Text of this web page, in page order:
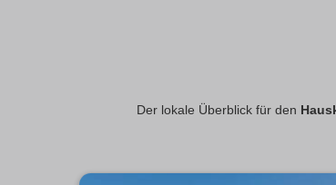
Der lokale Überblick für den